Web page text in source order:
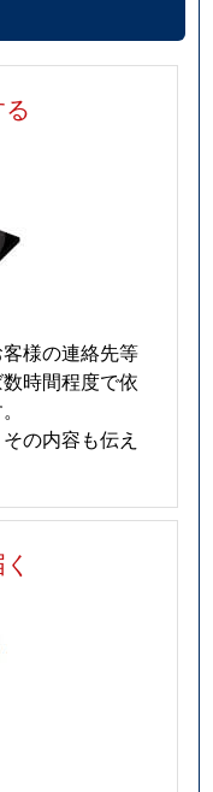
様の連絡先等
時間程度で依
の内容も伝え